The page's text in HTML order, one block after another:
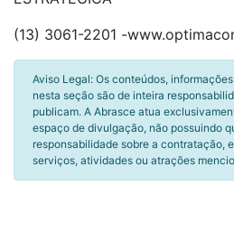
(13) 3061-2201 -
Aviso Legal: Os conteúdos,
nesta seção são de inteira
publicam. A Abrasce atua
espaço de divulgação, não possuindo
responsabilidade sobre a contratação,
serviços, atividades ou atrações